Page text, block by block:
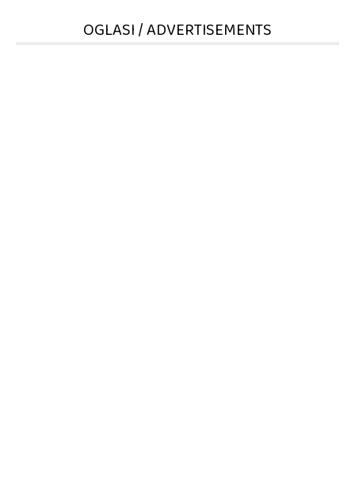
OGLASI / ADVERTISEMENTS